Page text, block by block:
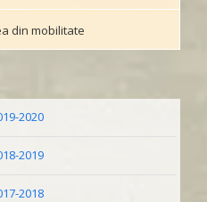
din mobilitate
2020
2019
2018